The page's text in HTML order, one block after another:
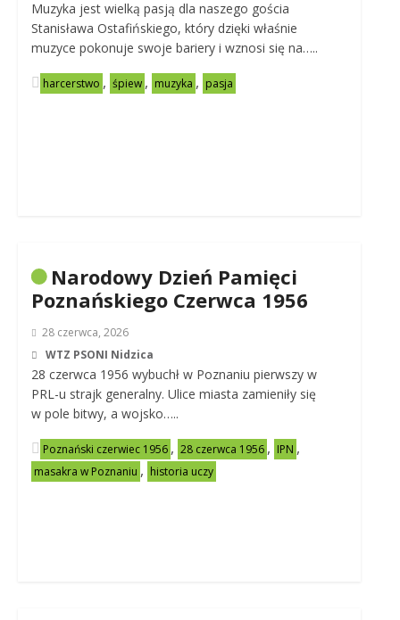
Muzyka jest wielką pasją dla naszego gościa
Stanisława Ostafińskiego, który dzięki właśnie
muzyce pokonuje swoje bariery i wznosi się na…..
harcerstwo , śpiew , muzyka , pasja
Narodowy Dzień Pamięci
Poznańskiego Czerwca 1956
28 czerwca, 2026
WTZ PSONI Nidzica
28 czerwca 1956 wybuchł w Poznaniu pierwszy w
PRL-u strajk generalny. Ulice miasta zamieniły się
w pole bitwy, a wojsko…..
Poznański czerwiec 1956 , 28 czerwca 1956 , IPN ,
masakra w Poznaniu , historia uczy